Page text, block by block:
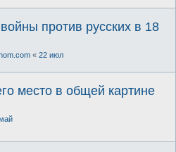
против русских в 18
« 22 июл
место в общей картине